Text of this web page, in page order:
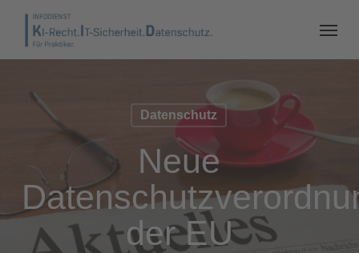
Datenschutz
Neue
der EU